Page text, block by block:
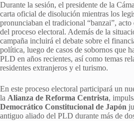
Durante la sesión, el presidente de la
carta oficial de disolución mientras los
pronunciaban el tradicional “banzai”,
del proceso electoral. Además de la
campaña incluirá el debate sobre el
política, luego de casos de sobornos que
PLD en años recientes, así como temas
residentes extranjeros y el turismo.
En este proceso electoral participará un
la Alianza de Reforma Centrista,
Democrático Constitucional de Japón
antiguo aliado del PLD durante más de